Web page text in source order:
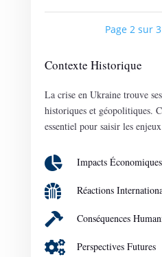
Page 2 sur 3
Contexte Historique
La crise en Ukraine trouve
historiques et géopolitiques.
essentiel pour saisir les
 Impacts Économiques
 Réactions
 Conséquences
 Perspectives Futures